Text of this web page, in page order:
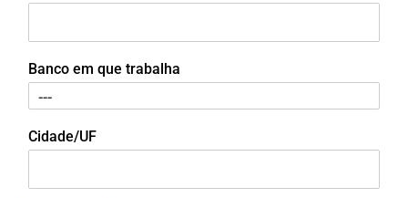
Banco em que trabalha
Cidade/UF